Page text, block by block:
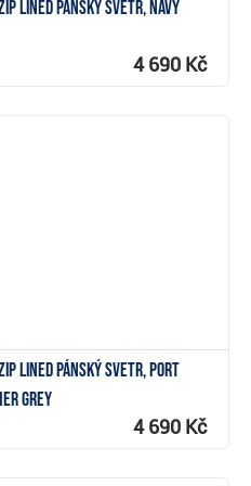
Lined pánský svetr, navy
4 690 Kč
Lined pánský svetr, port
grey
4 690 Kč